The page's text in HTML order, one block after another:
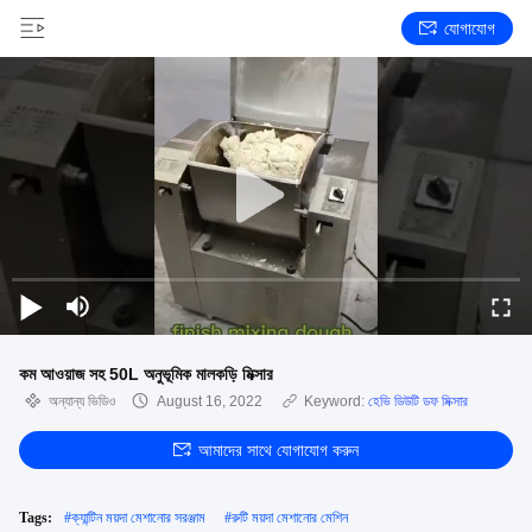
যোগাযোগ
কম আওয়াজ সহ 50L অনুভূমিক মালকড়ি মিক্সার
অন্যান্য ভিডিও August 16, 2022 Keyword: হেভি ডিউটি ​​ডফ মিক্সার
আমাদের সাথে যোগাযোগ করুন
Tags: #ক্যান্টিন ময়দা মেশানোর সরঞ্জাম #রুটি ময়দা মেশানোর মেশিন